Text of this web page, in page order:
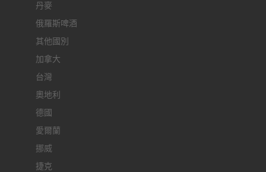
丹麥
俄羅斯啤酒
其他國別
加拿大
台灣
奧地利
德國
愛爾蘭
挪威
捷克